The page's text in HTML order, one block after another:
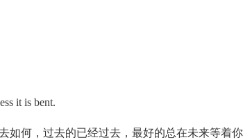
it is bent.
如何，过去的已经过去，最好的总在未来等着你